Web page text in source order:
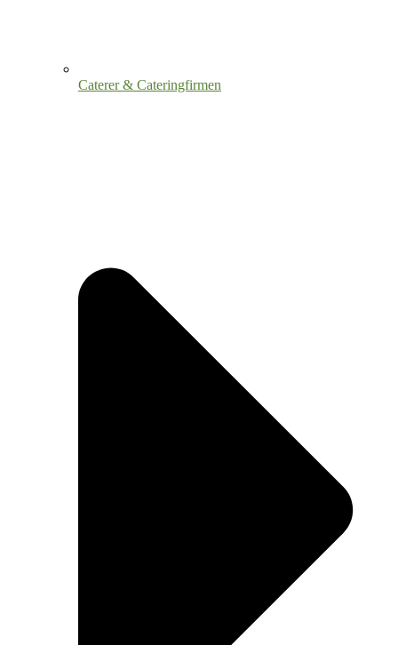
Caterer & Cateringfirmen